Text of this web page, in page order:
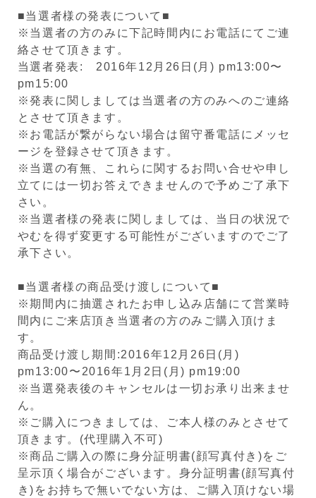
■当選者様の発表について■
※当選者の方のみに下記時間内にお電話にてご連
絡させて頂きます。
当選者発表: 2016年12月26日(月) pm13:00〜
pm15:00
※発表に関しましては当選者の方のみへのご連絡
とさせて頂きます。
※お電話が繋がらない場合は留守番電話にメッセ
ージを登録させて頂きます。
※当選の有無、これらに関するお問い合せや申し
立てには一切お答えできませんので予めご了承下
さい。
※当選者様の発表に関しましては、当日の状況で
やむを得ず変更する可能性がございますのでご了
承下さい。
■当選者様の商品受け渡しについて■
※期間内に抽選されたお申し込み店舗にて営業時
間内にご来店頂き当選者の方のみご購入頂けま
す。
商品受け渡し期間:2016年12月26日(月)
pm13:00〜2016年1月2日(月) pm19:00
※当選発表後のキャンセルは一切お承り出来ませ
ん。
※ご購入につきましては、ご本人様のみとさせて
頂きます。(代理購入不可)
※商品ご購入の際に身分証明書(顔写真付き)をご
呈示頂く場合がございます。身分証明書(顔写真付
き)をお持ちで無いでない方は、ご購入頂けない場